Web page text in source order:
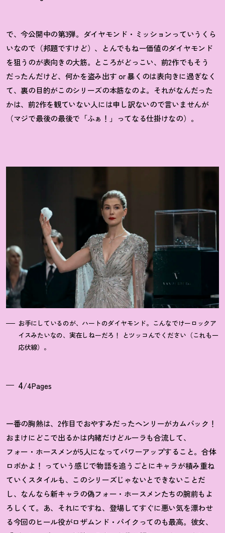
で、今公開中の第3弾。ダイヤモンド・ミッションっていうくら
いなので（邦題ですけど）、とんでもねー価値のダイヤモンド
を狙うのが表向きの大筋。ところがどっこい、前2作でもそう
だったんだけど、何かを盗み出す or 暴くのは表向きに過ぎなく
て、裏の目的がこのシリーズの本筋なのよ。それがなんだった
かは、前2作を観ていない人には申し訳ないので言いませんが
（マジで最後の最後で「ふぁ ！ 」ってなる仕掛けなの）。
お手にしているのが、ハートのダイヤモンド。こんなでけーロックア
イスみたいなの、実在しねーだろ ！ とツッコんでください（これも一
応伏線）。
4/4Pages
一番の胸熱は、2作目でおやすみだったヘンリーがカムバック ！
おまけにどこで出るかは内緒だけどルーラも合流して、
フォー・ホースメンが5人になってパワーアップすること。合体
ロボかよ ！ っていう感じで物語を追うごとにキャラが積み重ね
ていくスタイルも、このシリーズじゃないとできないことだ
し、なんなら新キャラの偽フォー・ホースメンたちの腕前もよ
ろしくて。あ、それにですね、登場してすぐに悪い気を漂わせ
る今回のヒール役がロザムンド・パイクってのも最高。彼女、